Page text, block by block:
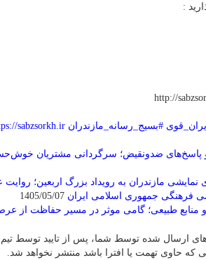
:
http://
#بسیج_رسانه_مازندران sabzsorkh.ir
پاسخ‌های ضدونقیض؛ سرگردانی مشتریان
نمایشی مازندران به رویداد بزرگ اربعین؛
فرهنگی جمهوری اسلامی ایران
منابع طبیعی؛ گامی موثر در مسیر حفاظت از
های ارسال شده توسط شما، پس از تایید توسط
که حاوی تهمت یا افترا باشد منتشر نخواهد شد.